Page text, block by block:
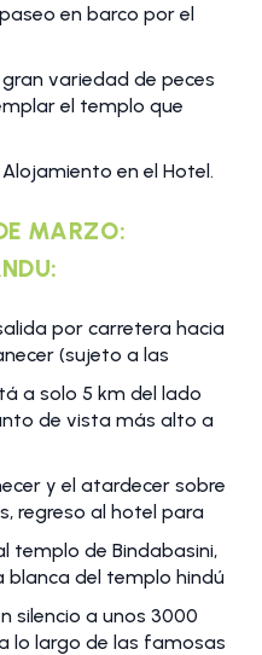
en barco por el
variedad de peces
el templo que
en el Hotel.
MARZO:
por carretera hacia
(sujeto a las
a solo 5 km del lado
de vista más alto a
y el atardecer sobre
regreso al hotel para
templo de Bindabasini,
del templo hindú
silencio a unos 3000
lo largo de las famosas